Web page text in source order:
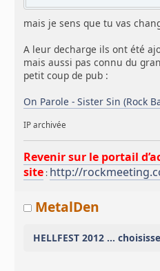
mais je sens que tu vas
A leur decharge ils ont été
mais aussi pas connu du
petit coup de pub :
On Parole - Sister Sin (Rock
IP archivée
Revenir sur le portail
site : http://
MetalDen
HELLFEST 2012 ...